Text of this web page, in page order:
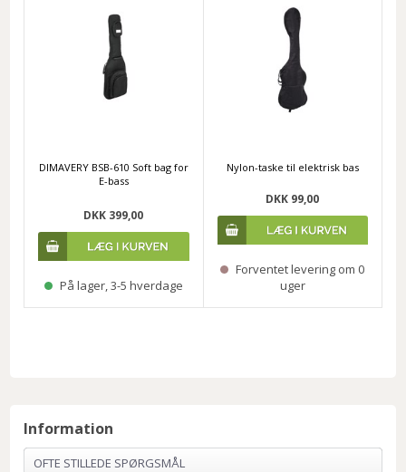
DIMAVERY BSB-610 Soft bag for
E-bass
DKK 399,00
På lager, 3-5 hverdage
Nylon-taske til elektrisk bas
DKK 99,00
Forventet levering om 0
uger
Information
OFTE STILLEDE SPØRGSMÅL